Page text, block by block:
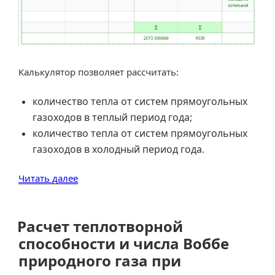
Калькулятор позволяет рассчитать:
количество тепла от систем прямоугольных
газоходов в теплый период года;
количество тепла от систем прямоугольных
газоходов в холодный период года.
Читать далее«Теплопоступления
помещения
газоходов
дымоудаления.»
Расчет теплотворной
способности и числа Воббе
природного газа при